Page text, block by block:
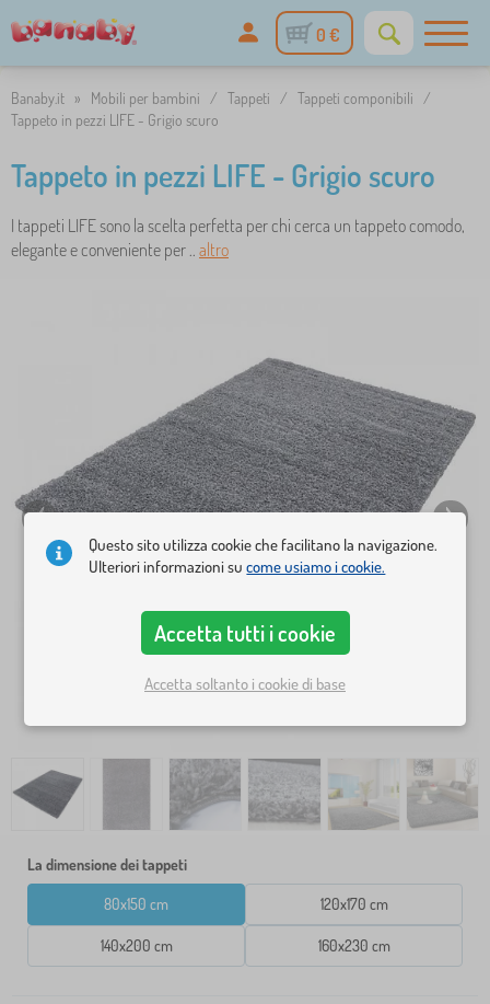
0 €
Banaby.it » Mobili per bambini / Tappeti / Tappeti componibili
/
Tappeto in pezzi LIFE - Grigio scuro
Tappeto in pezzi LIFE - Grigio scuro
I tappeti LIFE sono la scelta perfetta per chi cerca un tappeto comodo,
elegante e conveniente per .. altro
La dimensione dei tappeti
80x150 cm 120x170 cm
140x200 cm 160x230 cm
Questo sito utilizza cookie che facilitano la navigazione.
Ulteriori informazioni sucome usiamo i cookie.
Accetta tutti i cookie
Accetta soltanto i cookie di base